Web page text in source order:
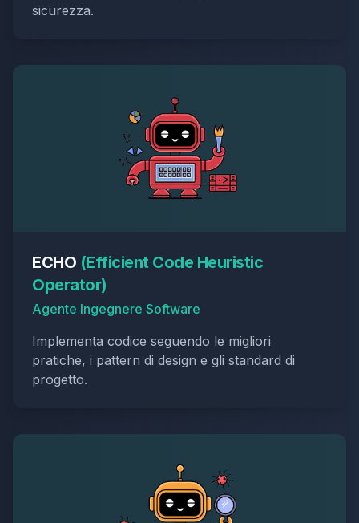
sicurezza.
ECHO (Efficient Code Heuristic
Operator)
Agente Ingegnere Software
Implementa codice seguendo le migliori
pratiche, i pattern di design e gli standard di
progetto.